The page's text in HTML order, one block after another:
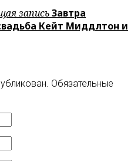
записьЗавтра
Кейт Миддлтон и
Обязательные